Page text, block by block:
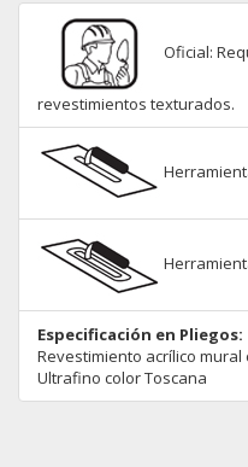
Oficial:
revestimientos texturados.
Especificación en Pliegos:
Revestimiento acrílico
Ultrafino color Toscana